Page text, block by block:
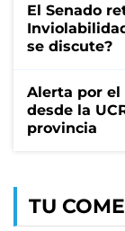
El Senado
se discute?
Alerta por el
desde la
provincia
TU